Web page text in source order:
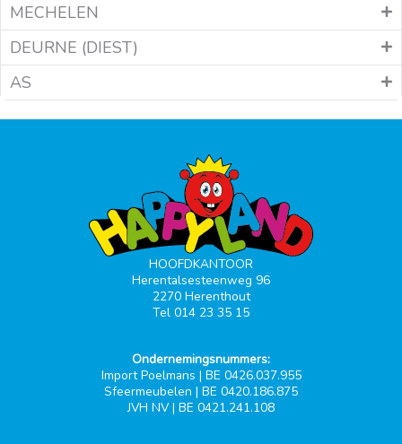
MECHELEN
DEURNE (DIEST)
AS
HOOFDKANTOOR
Herentalsesteenweg 96
2270 Herenthout
Tel 014 23 35 15
Ondernemingsnummers:
Import Poelmans | BE 0426.037.955
Sfeermeubelen | BE 0420.186.875
JVH NV | BE 0421.241.108